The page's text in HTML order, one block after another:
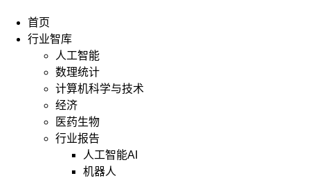
首页
行业智库
人工智能
数理统计
计算机科学与技术
经济
医药生物
行业报告
人工智能AI
机器人